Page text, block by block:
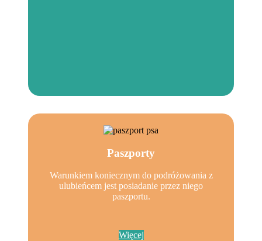
Paszporty
Warunkiem koniecznym do podróżowania z
ulubieńcem jest posiadanie przez niego
paszportu.
Więcej